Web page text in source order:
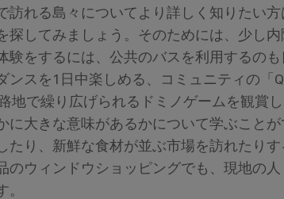
訪れる島々についてより詳しく知りたい
探してみましょう。そのためには、少し
験をするには、公共のバスを利用するのも
ンスを1日中楽しめる、コミュニティの「
地で繰り広げられるドミノゲームを観賞
に大きな意味があるかについて学ぶこと
たり、新鮮な食材が並ぶ市場を訪れたり
のウィンドウショッピングでも、現地の
。